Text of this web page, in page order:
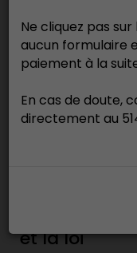
Ne cliquez pas
aucun formulaire
paiement à la
En cas de doute,
directement au
Droit
Vous avez des
professionnel ou
Statut
réponses claires
Le statut
et la loi